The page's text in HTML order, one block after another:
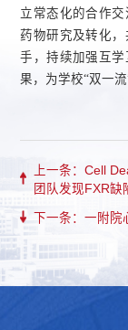
立常态化的合作
药物研究及转化
手，持续加强互
果，为学校“双一流
上一条：Cell
团队发现FXR缺
下一条：一附